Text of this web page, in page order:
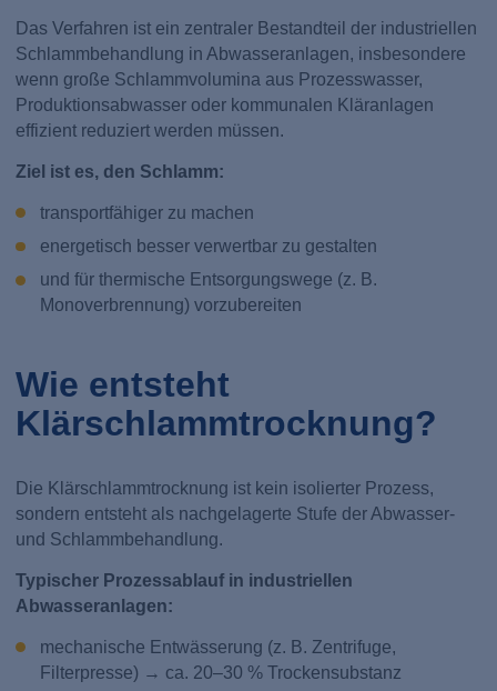
Das Verfahren ist ein zentraler Bestandteil der industriellen
Schlammbehandlung in Abwasseranlagen, insbesondere
wenn große Schlammvolumina aus Prozesswasser,
Produktionsabwasser oder kommunalen Kläranlagen
effizient reduziert werden müssen.
Ziel ist es, den Schlamm:
transportfähiger zu machen
energetisch besser verwertbar zu gestalten
und für thermische Entsorgungswege (z. B.
Monoverbrennung) vorzubereiten
Wie entsteht
Klärschlammtrocknung?
Die Klärschlammtrocknung ist kein isolierter Prozess,
sondern entsteht als nachgelagerte Stufe der Abwasser-
und Schlammbehandlung.
Typischer Prozessablauf in industriellen
Abwasseranlagen:
mechanische Entwässerung (z. B. Zentrifuge,
Filterpresse) → ca. 20–30 % Trockensubstanz